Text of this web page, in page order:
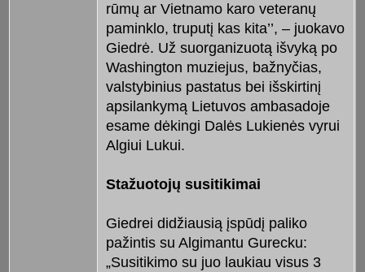
rūmų ar Vietnamo karo veteranų
paminklo, truputį kas kita’’, – juokavo
Giedrė. Už suorganizuotą išvyką po
Washington muziejus, bažnyčias,
valstybinius pastatus bei išskirtinį
apsilankymą Lietuvos ambasadoje
esame dėkingi Dalės Lukienės vyrui
Algiui Lukui.
Stažuotojų susitikimai
Giedrei didžiausią įspūdį paliko
pažintis su Algimantu Gurecku:
„Susitikimo su juo laukiau visus 3